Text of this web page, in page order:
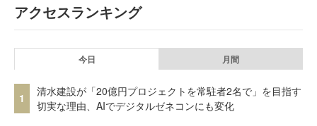
アクセスランキング
今日 月間
1
清水建設が「20億円プロジェクトを常駐者2名で」を目指す
切実な理由、AIでデジタルゼネコンにも変化